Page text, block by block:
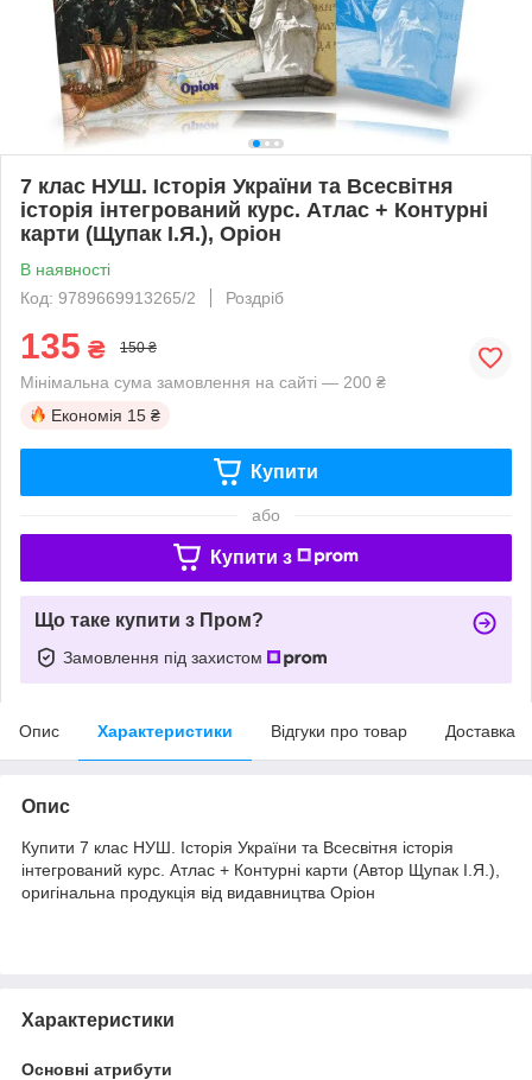
7 клас НУШ. Історія України та Всесвітня
історія інтегрований курс. Атлас + Контурні
карти (Щупак І.Я.), Оріон
В наявності
Код: 9789669913265/2
Роздріб
135 ₴ 150 ₴
Мінімальна сума замовлення на сайті — 200 ₴
Економія 15 ₴
Купити
або
Купити з
Що таке купити з Пром?
Замовлення під захистом
Опис Характеристики Відгуки про товар Доставка
Опис
Купити 7 клас НУШ. Історія України та Всесвітня історія
інтегрований курс. Атлас + Контурні карти (Автор Щупак І.Я.),
оригінальна продукція від видавництва Оріон
Характеристики
Основні атрибути